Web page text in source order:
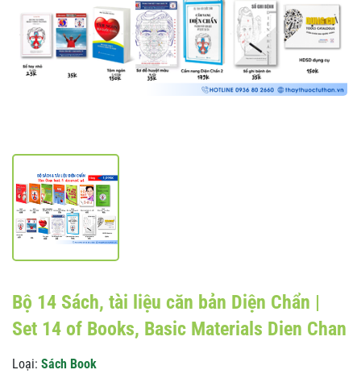
Bộ 14 Sách, tài liệu căn bản Diện Chẩn |
Set 14 of Books, Basic Materials Dien Chan
Loại: Sách Book